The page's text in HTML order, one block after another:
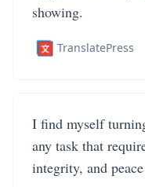
showing.
TranslatePress
I find myself
any task that
integrity, and